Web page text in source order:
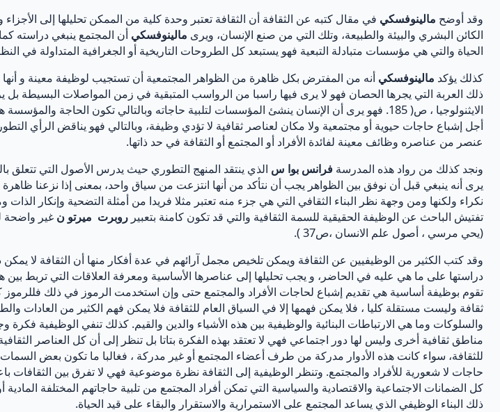
وقد أوضح مالينوفسكي في مقال كتبه عن الثقافة أن الثقافة تعتبر وحدة كلية من الممكن تحليلها إلى
الكائن البشري والبيئة والطبيعة، وتلك التي من صنع الإنسان، ويرى مالينوفسكي أن المجتمع ينبغي دراسته
الحياة والتي هي مؤسسات متبادلة التبعية فهو يستبعد كل الطروحات التاريخية أو الجغرافية المتداولة في
كذلك يؤكد مالينوفسكي أنه من المفترض بكل ظاهرة من الظواهر المجتمعية أن تستجيب لوظيفة معينة و أنها
ذلك العربة التي يجرها الحصان فهو لا يرى فيها راسبا من الرواسب المتبقية في زمن المواصلات البسيطة
الايثنولوجيا ، ص( 185. فهو يرى أن الإنسان ينشئ المؤسسات لتلبية حاجاته وبالتالي تكون
أجل إشباع حاجات حيوية أو مجتمعية ولا مكان لعناصر ثقافية لا تؤدي وظيفة، وبالتالي فهو يناقض الرأي
عنصر من عناصره وظائف معينة لفائدة الأفراد أو المجتمع أو الثقافة في حد ذاتها.
ونجد كذلك من رواد هذه المدرسة فرانس بوا س الذي ينتقد المنهج التطوري حيث يدرس الأصول التي
يرى أنه ينبغي قبل أن نوفق بين الظواهر يجب أن نتأكد من أنها انتزعت من سياق واحد، بمعنى إذا نزعنا
نكراء ولكنها ومن وجهة نظر البناء الثقافي التي هي جزء منه تعتبر مثلا فريدا من أمثلة التضحية
تفتيش الباحث عن الوظيفة الحقيقية للسمة الثقافية والتي قد تكون كامنة بتعبير روبرت ميرتو ن غير واضحة
(يحي مرسي ، أصول علم الانسان ،ص37 ).
وقد كتب الكثير من الوظيفيين عن الثقافة ويمكن تلخيص مجمل آرائهم في عدة أفكار منها أن الثقافة لا يمكن
دراستها على ما هي عليه في الحاضر، و يجب تحليلها إلى عناصرها الأساسية ومعرفة العلاقات التي تربط
تقوم بوظيفة أساسية هي تقديم إشباع لحاجات الأفراد والمجتمع حتى وإن استخدمت الرموز في ذلك فللرموز
ثقافة وليست مستقلة كليا ، فلا يمكن فهمها إلا في السياق العام للثقافة فلا يمكن فهم الكثير من العادات
والسلوكات وما هي الارتباطات البنائية والوظيفية بين هذه الأشياء والدين والقيم. كذلك تنفي الوظيفية
مناطق ثقافية أخرى وليس لها دور اجتماعي فهي لا تعتقد بهذه الفكرة بتاتا بل تنظر إلى أن كل العناصر
للثقافة، سواء كانت هذه الأدوار مدركة من طرف أعضاء المجتمع أو غير مدركة ، فغالبا ما تكون بعض
حاجات لا شعورية للأفراد والمجتمع. وتنظر الوظيفية إلى الثقافة نظرة موضوعية فهي لا تفرق بين الثقافات
كل الضمانات الاجتماعية والاقتصادية والسياسية التي تمكن أفراد المجتمع من تلبية حاجاتهم المختلفة
ذلك البناء الوظيفي الذي يساعد المجتمع على الاستمرارية والاستقرار والبقاء على قيد الحياة.